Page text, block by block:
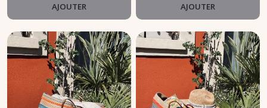
AJOUTER AJOUTER